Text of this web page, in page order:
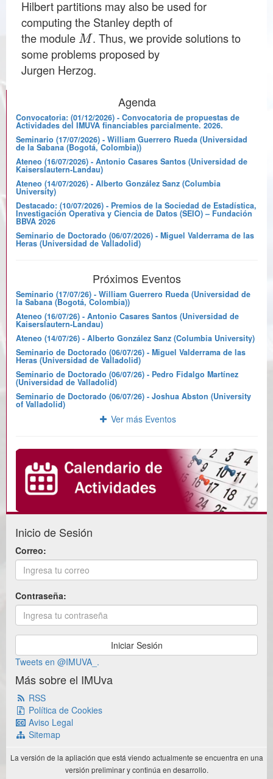
Hilbert partitions may also be used for
computing the Stanley depth of
the module
M
. Thus, we provide solutions to
some problems proposed by
Jurgen Herzog.
Agenda
Convocatoria: (01/12/2026) - Convocatoria de propuestas de
Actividades del IMUVA financiables parcialmente. 2026.
Seminario (17/07/2026) - William Guerrero Rueda (Universidad
de la Sabana (Bogotá, Colombia))
Ateneo (16/07/2026) - Antonio Casares Santos (Universidad de
Kaiserslautern-Landau)
Ateneo (14/07/2026) - Alberto González Sanz (Columbia
University)
Destacado: (10/07/2026) - Premios de la Sociedad de Estadística,
Investigación Operativa y Ciencia de Datos (SEIO) – Fundación
BBVA 2026
Seminario de Doctorado (06/07/2026) - Miguel Valderrama de las
Heras (Universidad de Valladolid)
Próximos Eventos
Seminario (17/07/26) - William Guerrero Rueda (Universidad de
la Sabana (Bogotá, Colombia))
Ateneo (16/07/26) - Antonio Casares Santos (Universidad de
Kaiserslautern-Landau)
Ateneo (14/07/26) - Alberto González Sanz (Columbia University)
Seminario de Doctorado (06/07/26) - Miguel Valderrama de las
Heras (Universidad de Valladolid)
Seminario de Doctorado (06/07/26) - Pedro Fidalgo Martínez
(Universidad de Valladolid)
Seminario de Doctorado (06/07/26) - Joshua Abston (University
of Valladolid)
Ver más Eventos
Inicio de Sesión
Correo:
Contraseña:
Tweets en @IMUVA_.
Más sobre el IMUva
RSS
Política de Cookies
Aviso Legal
Sitemap
La versión de la apliación que está viendo actualmente se encuentra en una
versión preliminar y continúa en desarrollo.